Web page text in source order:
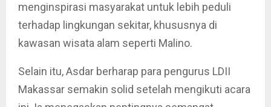
menginspirasi masyarakat untuk lebih peduli
terhadap lingkungan sekitar, khususnya di
kawasan wisata alam seperti Malino.
Selain itu, Asdar berharap para pengurus LDII
Makassar semakin solid setelah mengikuti acara